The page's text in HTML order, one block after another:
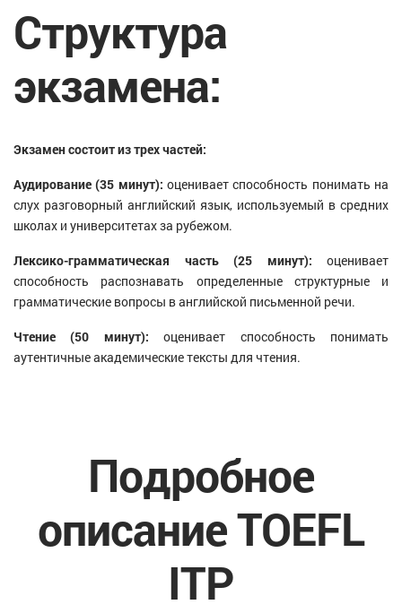
Структура
экзамена:
Экзамен состоит из трех частей:
Аудирование (35 минут): оценивает способность понимать на
слух разговорный английский язык, используемый в средних
школах и университетах за рубежом.
Лексико-грамматическая часть (25 минут): оценивает
способность распознавать определенные структурные и
грамматические вопросы в английской письменной речи.
Чтение (50 минут): оценивает способность понимать
аутентичные академические тексты для чтения.
Подробное
описание TOEFL
ITP